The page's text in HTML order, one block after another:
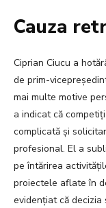
Cauza
Ciprian Ciucu a
de prim-
mai multe motive
a indicat că
complicată și
profesional. El a
pe întărirea
proiectele aflate în
evidențiat că